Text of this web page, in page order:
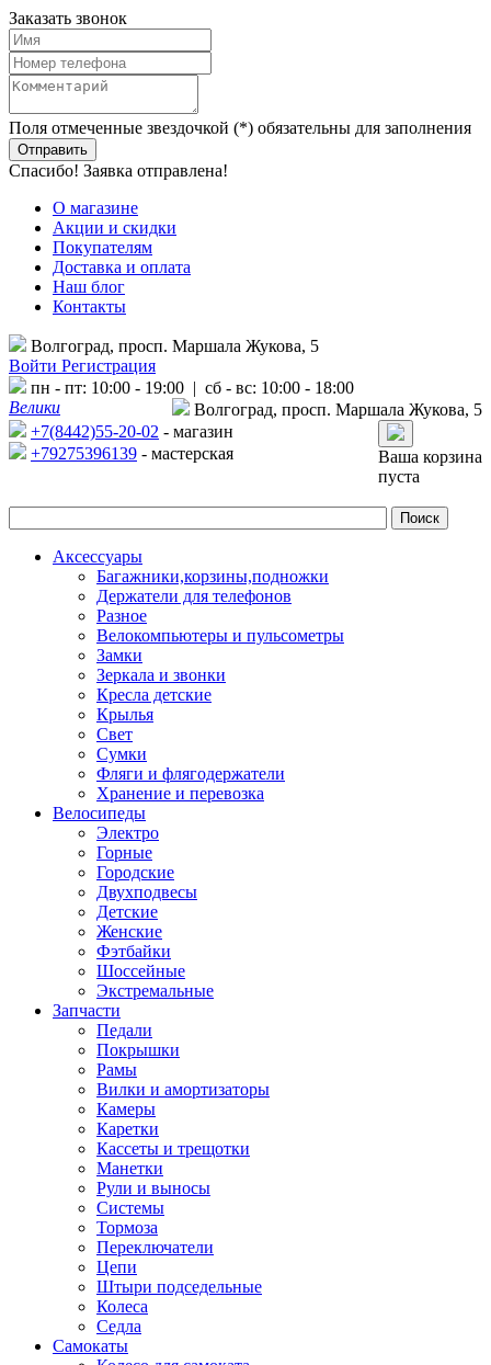
Заказать звонок
Поля отмеченные звездочкой (*) обязательны для заполнения
Спасибо! Заявка отправлена!
О магазине
Акции и скидки
Покупателям
Доставка и оплата
Наш блог
Контакты
Волгоград, просп. Маршала Жукова, 5
Войти Регистрация
пн - пт: 10:00 - 19:00 | сб - вс: 10:00 - 18:00
Велики
Волгоград, просп. Маршала Жукова, 5
+7(8442)55-20-02 - магазин
+79275396139 - мастерская
Ваша корзина
пуста
Аксессуары
Багажники,корзины,подножки
Держатели для телефонов
Разное
Велокомпьютеры и пульсометры
Замки
Зеркала и звонки
Кресла детские
Крылья
Свет
Сумки
Фляги и флягодержатели
Хранение и перевозка
Велосипеды
Электро
Горные
Городские
Двухподвесы
Детские
Женские
Фэтбайки
Шоссейные
Экстремальные
Запчасти
Педали
Покрышки
Рамы
Вилки и амортизаторы
Камеры
Каретки
Кассеты и трещотки
Манетки
Рули и выносы
Системы
Тормоза
Переключатели
Цепи
Штыри подседельные
Колеса
Седла
Самокаты